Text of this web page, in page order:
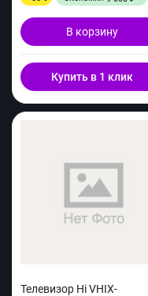
В корзину
Купить в 1 клик
Телевизор Hi VHIX-